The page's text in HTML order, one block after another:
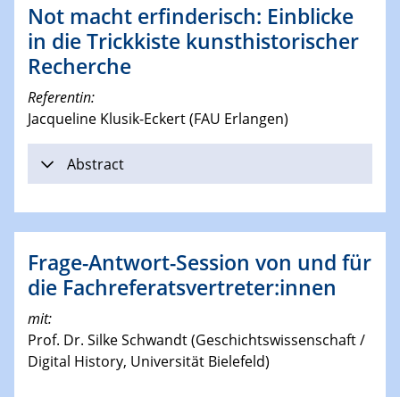
Not macht erfinderisch: Einblicke
in die Trickkiste kunsthistorischer
Recherche
Referentin:
Jacqueline Klusik-Eckert (FAU Erlangen)
Abstract
Frage-Antwort-Session von und für
die Fachreferatsvertreter:innen
mit:
Prof. Dr. Silke Schwandt (Geschichtswissenschaft /
Digital History, Universität Bielefeld)